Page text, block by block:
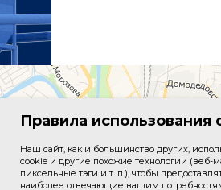
Правила использования
Наш сайт, как и большинство других,
cookie и другие похожие технологии (веб-
пиксельные тэги и т. п.), чтобы
наиболее отвечающие вашим